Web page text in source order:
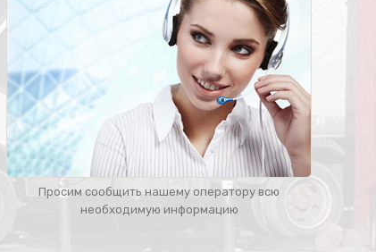
Просим сообщить нашему оператору всю
необходимую информацию